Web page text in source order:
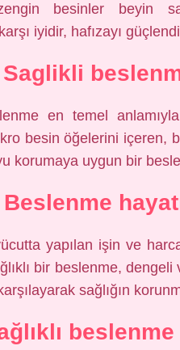
besinler beyin
iyidir, hafızayı
Saglikli
en temel
besin öğelerini içeren,
korumaya uygun bir
Beslenme
yapılan işin ve
bir beslenme,
sağlığın